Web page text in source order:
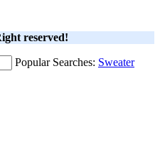
reserved!
Popular Searches: Sweater